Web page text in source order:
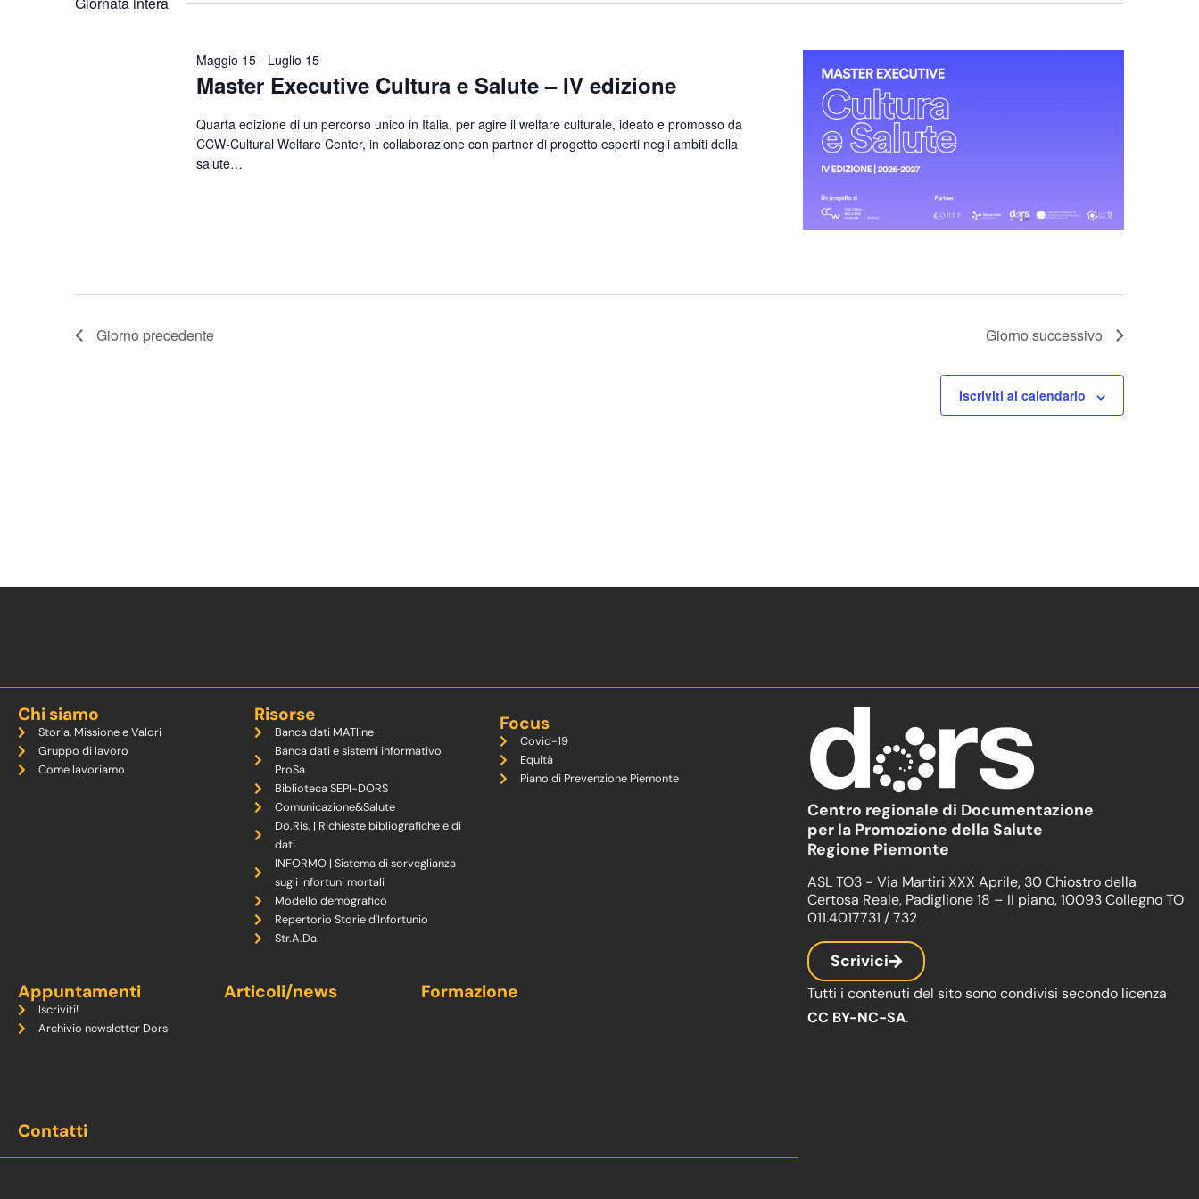
Parola
Master Executive Cultura e Salute – IV edizione
Maggio 15- Luglio 15
Quarta edizione di un percorso unico in Italia, per agire il welfare culturale, ideato e promosso da
CCW-Cultural Welfare Center, in collaborazione con partner di progetto esperti negli ambiti della
salute…
Giorno precedente Giorno successivo
Iscriviti al calendario
Chi siamo
Storia, Missione e Valori
Gruppo di lavoro
Come lavoriamo
Risorse
Banca dati MATline
Banca dati e sistemi informativo
ProSa
Biblioteca SEPI-DORS
Comunicazione&Salute
Do.Ris. | Richieste bibliografiche e di
dati
INFORMO | Sistema di sorveglianza
sugli infortuni mortali
Modello demografico
Repertorio Storie d'Infortunio
Str.A.Da.
Focus
Covid-19
Equità
Piano di Prevenzione Piemonte
Appuntamenti
Iscriviti!
Archivio newsletter Dors
Articoli/news Formazione
Contatti
Centro regionale di Documentazione
per la Promozione della Salute
Regione Piemonte
ASL TO3 - Via Martiri XXX Aprile, 30 Chiostro della
Certosa Reale, Padiglione 18 – II piano, 10093 Collegno TO
011.4017731 / 732
Scrivici
Tutti i contenuti del sito sono condivisi secondo licenza
CC BY-NC-SA.